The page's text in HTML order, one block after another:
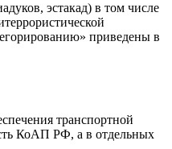
эстакад) в том числе
приведены в
транспортной
КоАП РФ, а в отдельных